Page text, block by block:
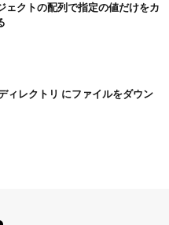
ェクトの配列で指定の値だけをカ
レクトリ にファイルをダウン